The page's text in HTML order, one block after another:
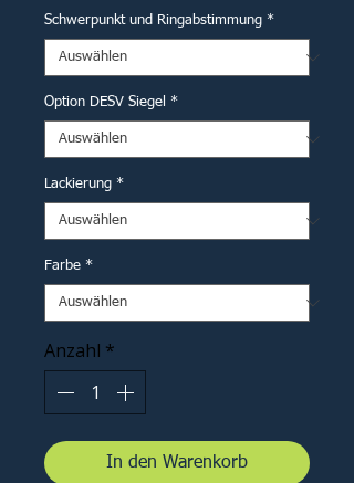
Schwerpunkt und Ringabstimmung *
Option DESV Siegel *
Lackierung *
Farbe *
Anzahl *
In den Warenkorb